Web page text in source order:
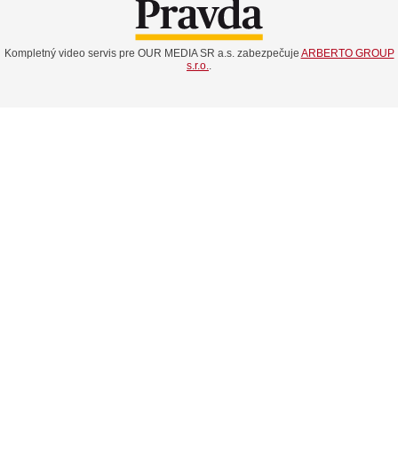
Kompletný video servis pre OUR MEDIA SR a.s. zabezpečuje ARBERTO GROUP
s.r.o..